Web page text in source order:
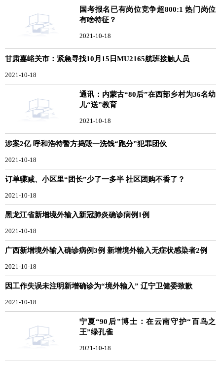
国考报名已有岗位竞争超800:1 热门岗位
有啥特征？
2021-10-18
甘肃嘉峪关市：紧急寻找10月15日MU2165航班接触人员
2021-10-18
通讯：内蒙古“80后”在西部乡村为36名幼
儿“送”教育
2021-10-18
涉案2亿 呼和浩特警方捣毁一洗钱“跑分”犯罪团伙
2021-10-18
订单骤减、小区里“团长”少了一多半 社区团购不香了？
2021-10-18
黑龙江省新增境外输入新冠肺炎确诊病例1例
2021-10-18
广西新增境外输入确诊病例3例 新增境外输入无症状感染者2例
2021-10-18
因工作失误未注明新增确诊为“境外输入” 辽宁卫健委致歉
2021-10-18
宁夏“90后”博士：在云南守护“百鸟之
王”绿孔雀
2021-10-18